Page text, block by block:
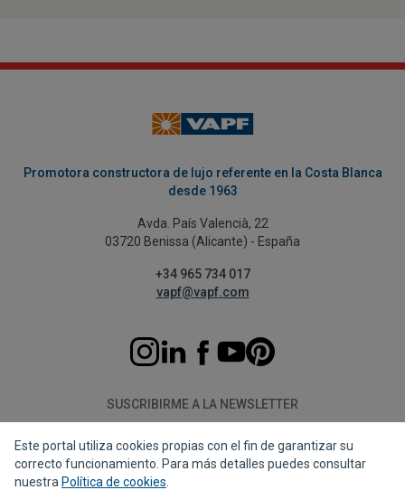
Promotora constructora de lujo referente en la Costa Blanca
desde 1963
Avda. País Valencià, 22
03720 Benissa (Alicante) - España
+34 965 734 017
vapf@vapf.com
SUSCRIBIRME A LA NEWSLETTER
Suscribirme
Este portal utiliza cookies propias con el fin de garantizar su
correcto funcionamiento. Para más detalles puedes consultar
nuestra Política de cookies